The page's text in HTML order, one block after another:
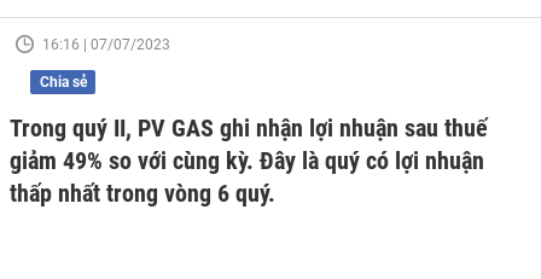
16:16 | 07/07/2023
Chia sẻ
Trong quý II, PV GAS ghi nhận lợi nhuận sau thuế
giảm 49% so với cùng kỳ. Đây là quý có lợi nhuận
thấp nhất trong vòng 6 quý.